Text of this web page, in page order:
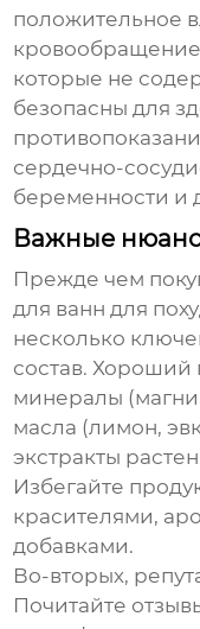
положительное
которые не
безопасны для
сердечно-
беременности и
Важные
Прежде чем
для ванн для
несколько
состав. Хороший
минералы
масла (лимон,
экстракты
Избегайте
красителями,
добавками.
Во-вторых,
Почитайте